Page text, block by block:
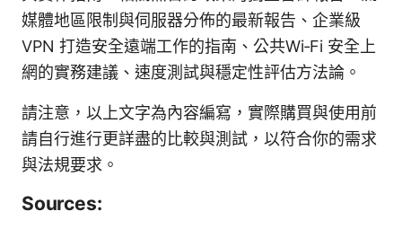
媒體地區限制與伺服器分佈的最新報告、企業級
VPN 打造安全遠端工作的指南、公共Wi‑Fi 安全上
網的實務建議、速度測試與穩定性評估方法論。
請注意，以上文字為內容編寫，實際購買與使用前
請自行進行更詳盡的比較與測試，以符合你的需求
與法規要求。
Sources: